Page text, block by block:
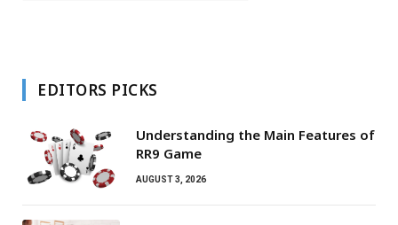
EDITORS PICKS
Understanding the Main Features of
RR9 Game
AUGUST 3, 2026